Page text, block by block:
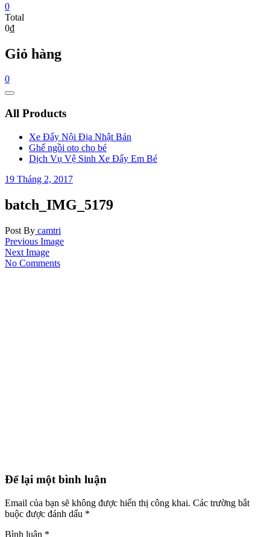
0
Total
0₫
Giỏ hàng
0
Catalog
All Products
Xe Đẩy Nội Địa Nhật Bản
Ghế ngồi oto cho bé
Dịch Vụ Vệ Sinh Xe Đẩy Em Bé
19 Tháng 2, 2017
batch_IMG_5179
Post By camtri
Previous Image
Next Image
No Comments
Để lại một bình luận
Email của bạn sẽ không được hiển thị công khai. Các trường bắt
buộc được đánh dấu *
Bình luận *